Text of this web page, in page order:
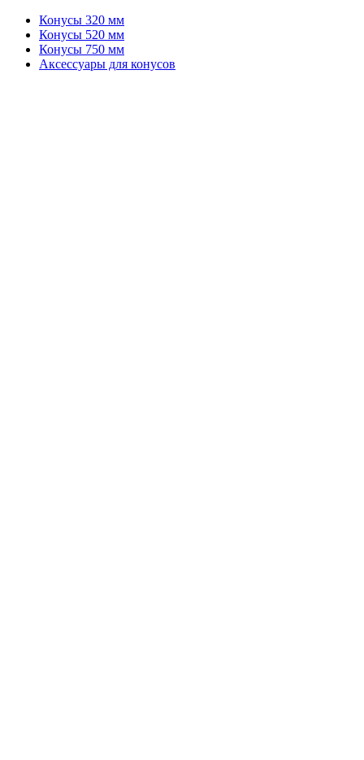
Конусы 320 мм
Конусы 520 мм
Конусы 750 мм
Аксессуары для конусов